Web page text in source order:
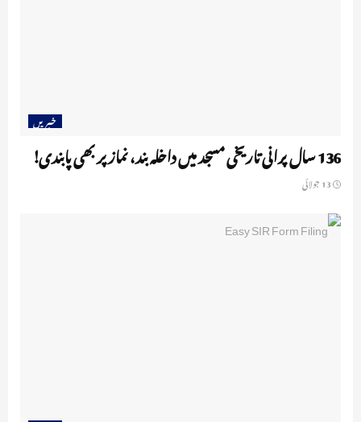
خبریں
136 سال پرانی تاریخی مسجد میں داخلہ بند، نماز پر بھی پابندی!